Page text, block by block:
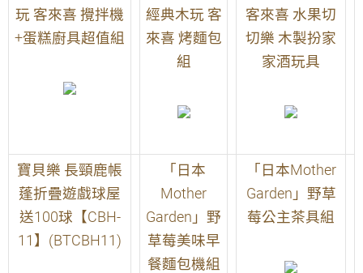
玩 客來喜 攪拌機
+蛋糕廚具超值組
經典木玩 客
來喜 烤麵包
組
客來喜 水果切
切樂 木製扮家
家酒玩具
寶貝樂 長頸鹿帳
蓬折疊遊戲球屋
送100球【CBH-
11】(BTCBH11)
「日本
Mother
Garden」野
草莓美味早
餐麵包機組
「日本Mother
Garden」野草
莓公主茶具組